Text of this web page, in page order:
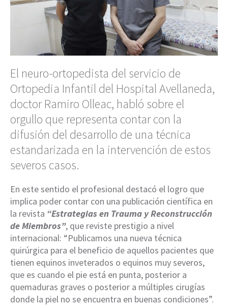
El neuro-ortopedista del servicio de
Ortopedia Infantil del Hospital Avellaneda,
doctor Ramiro Olleac, habló sobre el
orgullo que representa contar con la
difusión del desarrollo de una técnica
estandarizada en la intervención de estos
severos casos.
En este sentido el profesional destacó el logro que
implica poder contar con una publicación científica en
la revista “Estrategias en Trauma y Reconstrucción
de Miembros”, que reviste prestigio a nivel
internacional: “Publicamos una nueva técnica
quirúrgica para el beneficio de aquellos pacientes que
tienen equinos inveterados o equinos muy severos,
que es cuando el pie está en punta, posterior a
quemaduras graves o posterior a múltiples cirugías
donde la piel no se encuentra en buenas condiciones”.